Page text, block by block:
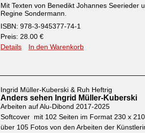
Mit Texten von Benedikt Johannes Seerieder
Regine Sondermann.
ISBN: 978-3-945377-74-1
Preis: 28.00 €
Details
In den Warenkorb
Ingrid Müller-Kuberski & Ruh Heftrig
Anders sehen Ingrid Müller-Kuberski
Arbeiten auf Alu-Dibond 2017-2025
Softcover mit 102 Seiten im Format 230 x
über 105 Fotos von den Arbeiten der